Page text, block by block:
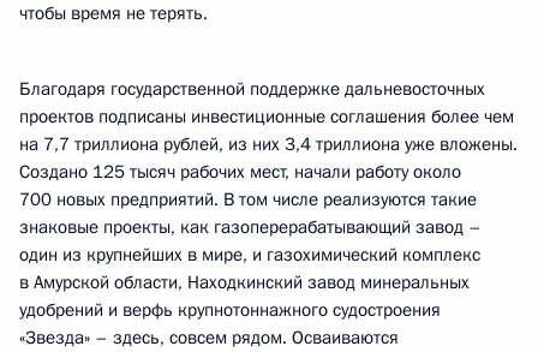
чтобы время не терять.
Благодаря государственной поддержке дальневосточных
проектов подписаны инвестиционные соглашения более чем
на 7,7 триллиона рублей, из них 3,4 триллиона уже вложены.
Создано 125 тысяч рабочих мест, начали работу около
700 новых предприятий. В том числе реализуются такие
знаковые проекты, как газоперерабатывающий завод –
один из крупнейших в мире, и газохимический комплекс
в Амурской области, Находкинский завод минеральных
удобрений и верфь крупнотоннажного судостроения
«Звезда» – здесь, совсем рядом. Осваиваются